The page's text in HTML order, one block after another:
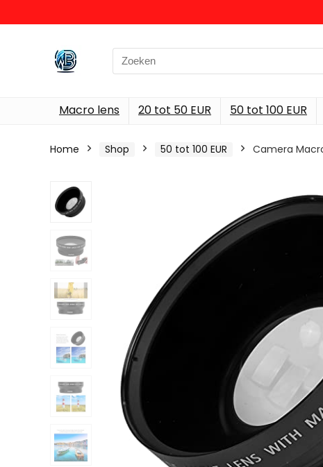
Search
for:
Macro lens 20 tot 50 EUR 50 tot 100 EUR
Home Shop 50 tot 100 EUR Camera